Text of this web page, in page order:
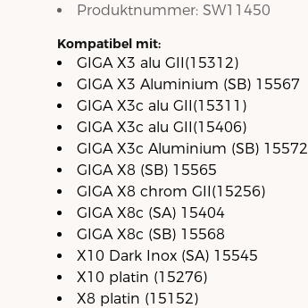
Produktnummer: SW11450
Kompatibel mit:
GIGA X3 alu GII(15312)
GIGA X3 Aluminium (SB) 15567
GIGA X3c alu GII(15311)
GIGA X3c alu GII(15406)
GIGA X3c Aluminium (SB) 15572
GIGA X8 (SB) 15565
GIGA X8 chrom GII(15256)
GIGA X8c (SA) 15404
GIGA X8c (SB) 15568
X10 Dark Inox (SA) 15545
X10 platin (15276)
X8 platin (15152)